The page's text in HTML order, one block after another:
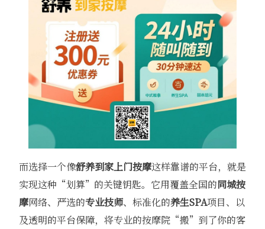
而选择一个像舒养到家上门按摩这样靠谱的平台，就是
实现这种“划算”的关键钥匙。它用覆盖全国的同城按
摩网络、严选的专业技师、标准化的养生SPA项目、以
及透明的平台保障，将专业的按摩院“搬”到了你的客